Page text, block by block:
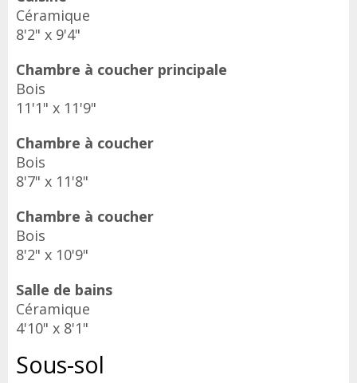
Céramique
8'2" x 9'4"
Chambre à coucher principale
Bois
11'1" x 11'9"
Chambre à coucher
Bois
8'7" x 11'8"
Chambre à coucher
Bois
8'2" x 10'9"
Salle de bains
Céramique
4'10" x 8'1"
Sous-sol